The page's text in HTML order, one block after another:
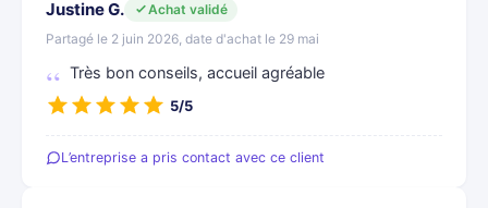
Justine G.
Achat validé
Partagé le 2 juin 2026, date d'achat le 29 mai
Très bon conseils, accueil agréable
5/5
L’entreprise a pris contact avec ce client